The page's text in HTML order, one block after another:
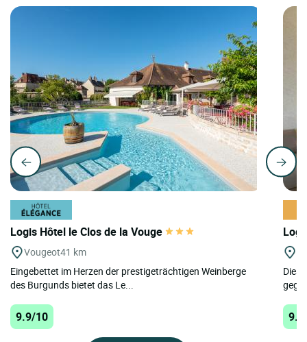
Logis Hôtel le Clos de la Vouge
Vougeot41 km
Eingebettet im Herzen der prestigeträchtigen Weinberge
des Burgunds bietet das Le...
9.9/10